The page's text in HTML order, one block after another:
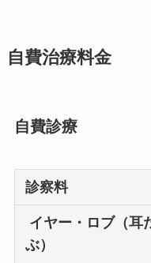
自費治療料金
自費診療
診察料
イヤー・ロブ（耳
ぶ）